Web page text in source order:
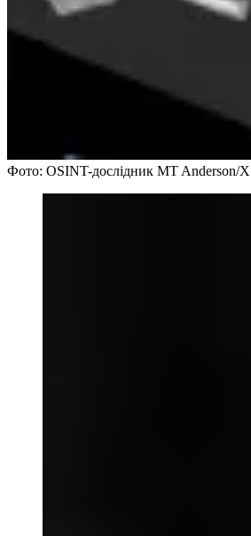
Фото: OSINT-дослідник MT Anderson/Х